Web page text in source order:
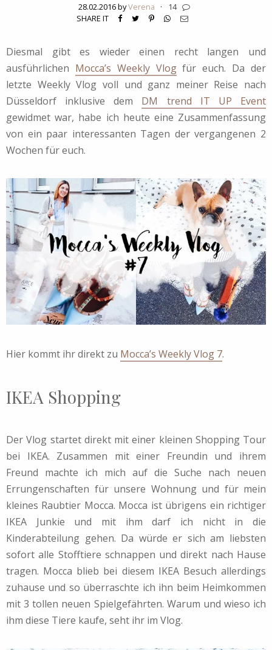
28.02.2016 byVerena ·
14
SHARE IT
Diesmal gibt es wieder einen recht langen und
ausführlichen Mocca’s Weekly Vlogfür euch. Da der
letzte Weekly Vlog voll und ganz meiner Reise nach
Düsseldorf inklusive dem DM trend IT UP Event
gewidmet war, habe ich heute eine Zusammenfassung
von ein paar interessanten Tagen der vergangenen 2
Wochen für euch.
Hier kommt ihr direkt zu Mocca’s Weekly Vlog 7.
IKEA Shopping
Der Vlog startet direkt mit einer kleinen Shopping Tour
bei IKEA. Zusammen mit einer Freundin und ihrem
Freund machte ich mich auf die Suche nach neuen
Errungenschaften für unsere Wohnung und für mein
kleines Raubtier Mocca. Mocca ist übrigens ein richtiger
IKEA Junkie und mit ihm darf ich nicht in die
Kinderabteilung gehen. Da würde er sich am liebsten
sofort alle Stofftiere schnappen und direkt nach Hause
tragen. Mocca blieb bei diesem IKEA Besuch allerdings
zuhause und so überraschte ich ihn beim Heimkommen
mit 3 tollen neuen Spielgefährten. Warum und wieso ich
ihm diese Tiere kaufe, seht ihr im Vlog.